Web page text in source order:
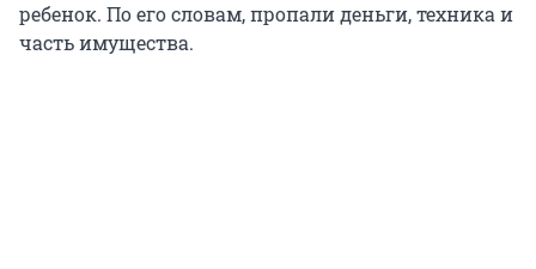
ребенок. По его словам, пропали деньги, техника и
часть имущества.